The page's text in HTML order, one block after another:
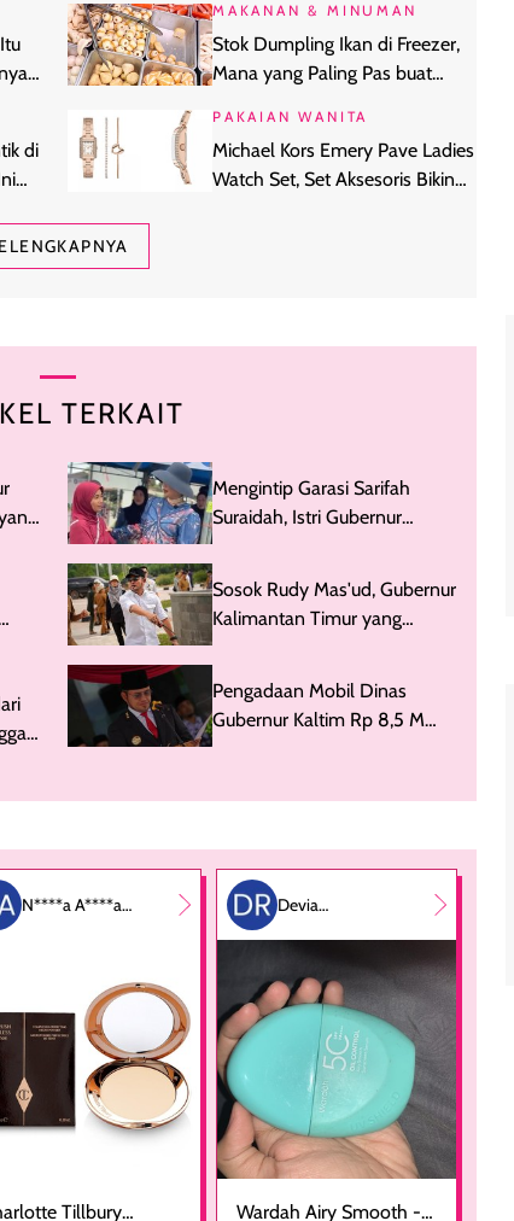
MAKANAN & MINUMAN
Stok Dumpling Ikan di Freezer,
Mana yang Paling Pas buat
di
PAKAIAN WANITA
Michael Kors Emery Pave Ladies
Watch Set, Set Aksesoris Bikin
TERKAIT
Mengintip Garasi Sarifah
Suraidah, Istri Gubernur
Sosok Rudy Mas'ud, Gubernur
Kalimantan Timur yang
Pengadaan Mobil Dinas
Gubernur Kaltim Rp 8,5 M
N****a A****a
Tillbury
Devia
Wardah Airy Smooth -